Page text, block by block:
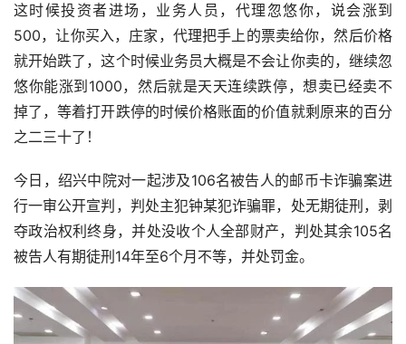
这时候投资者进场，业务人员，代理忽悠你，说会涨到
500，让你买入，庄家，代理把手上的票卖给你，然后价格
就开始跌了，这个时候业务员大概是不会让你卖的，继续忽
悠你能涨到1000，然后就是天天连续跌停，想卖已经卖不
掉了，等着打开跌停的时候价格账面的价值就剩原来的百分
之二三十了！
今日，绍兴中院对一起涉及106名被告人的邮币卡诈骗案进
行一审公开宣判，判处主犯钟某犯诈骗罪，处无期徒刑，剥
夺政治权利终身，并处没收个人全部财产，判处其余105名
被告人有期徒刑14年至6个月不等，并处罚金。